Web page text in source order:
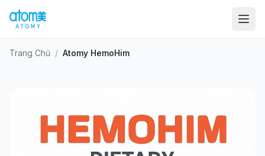
Trang Chủ / Atomy HemoHim